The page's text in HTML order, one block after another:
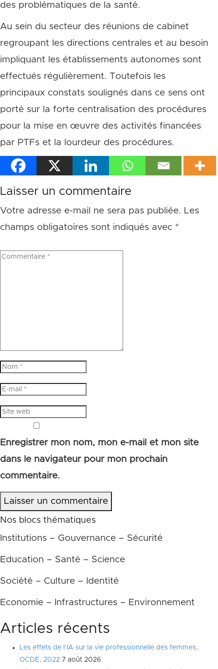
des problématiques de la santé.
Au sein du secteur des réunions de cabinet
regroupant les directions centrales et au besoin
impliquant les établissements autonomes sont
effectués régulièrement. Toutefois les
principaux constats soulignés dans ce sens ont
porté sur la forte centralisation des procédures
pour la mise en œuvre des activités financées
par PTFs et la lourdeur des procédures.
Laisser un commentaire
Votre adresse e-mail ne sera pas publiée. Les
champs obligatoires sont indiqués avec *
Enregistrer mon nom, mon e-mail et mon site
dans le navigateur pour mon prochain
commentaire.
Laisser un commentaire
Nos blocs thématiques
Institutions – Gouvernance – Sécurité
Education – Santé – Science
Société – Culture – Identité
Economie – Infrastructures – Environnement
Articles récents
Les effets de l’IA sur la vie professionnelle des femmes,
OCDE, 2022 7 août 2026